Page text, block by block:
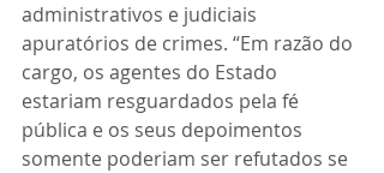
administrativos e judiciais
apuratórios de crimes. “Em razão do
cargo, os agentes do Estado
estariam resguardados pela fé
pública e os seus depoimentos
somente poderiam ser refutados se